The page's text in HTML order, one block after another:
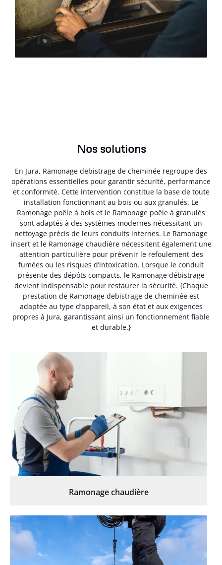
Nos solutions
En Jura, Ramonage debistrage de cheminée regroupe des
opérations essentielles pour garantir sécurité, performance
et conformité. Cette intervention constitue la base de toute
installation fonctionnant au bois ou aux granulés. Le
Ramonage poêle à bois et le Ramonage poêle à granulés
sont adaptés à des systèmes modernes nécessitant un
nettoyage précis de leurs conduits internes. Le Ramonage
insert et le Ramonage chaudière nécessitent également une
attention particulière pour prévenir le refoulement des
fumées ou les risques d’intoxication. Lorsque le conduit
présente des dépôts compacts, le Ramonage débistrage
devient indispensable pour restaurer la sécurité. {Chaque
prestation de Ramonage debistrage de cheminée est
adaptée au type d’appareil, à son état et aux exigences
propres à Jura, garantissant ainsi un fonctionnement fiable
et durable.}
Ramonage chaudière